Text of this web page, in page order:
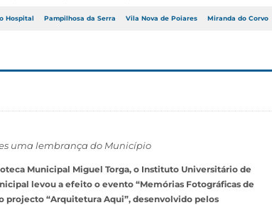
Hospital Pampilhosa da Serra Vila Nova de Poiares Miranda do Corvo
uma lembrança do Município
Municipal Miguel Torga, o Instituto Universitário de
levou a efeito o evento “Memórias Fotográficas de
projecto “Arquitetura Aqui”, desenvolvido pelos